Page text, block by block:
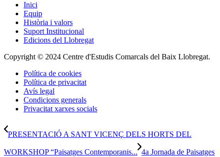
Inici
Equip
Història i valors
Suport Institucional
Edicions del Llobregat
Copyright © 2024 Centre d'Estudis Comarcals del Baix Llobregat.
Política de cookies
Política de privacitat
Avís legal
Condicions generals
Privacitat xarxes socials
PRESENTACIÓ A SANT VICENÇ DELS HORTS DEL
WORKSHOP “Paisatges Contemporanis... 4a Jornada de Paisatges